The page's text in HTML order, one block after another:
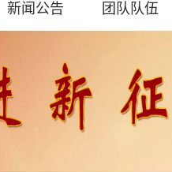
新闻公告 团队队伍